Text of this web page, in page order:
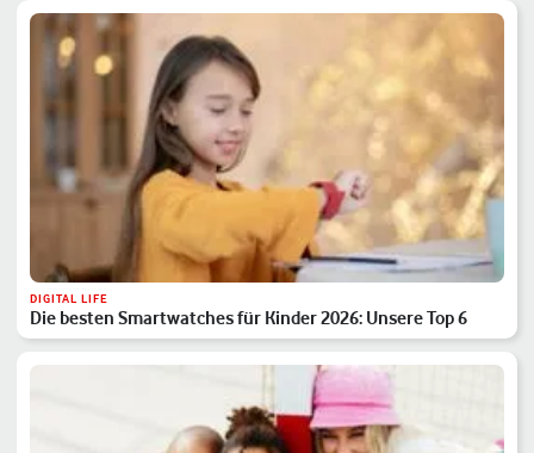
DIGITAL LIFE
Die besten Smartwatches für Kinder 2026: Unsere Top 6